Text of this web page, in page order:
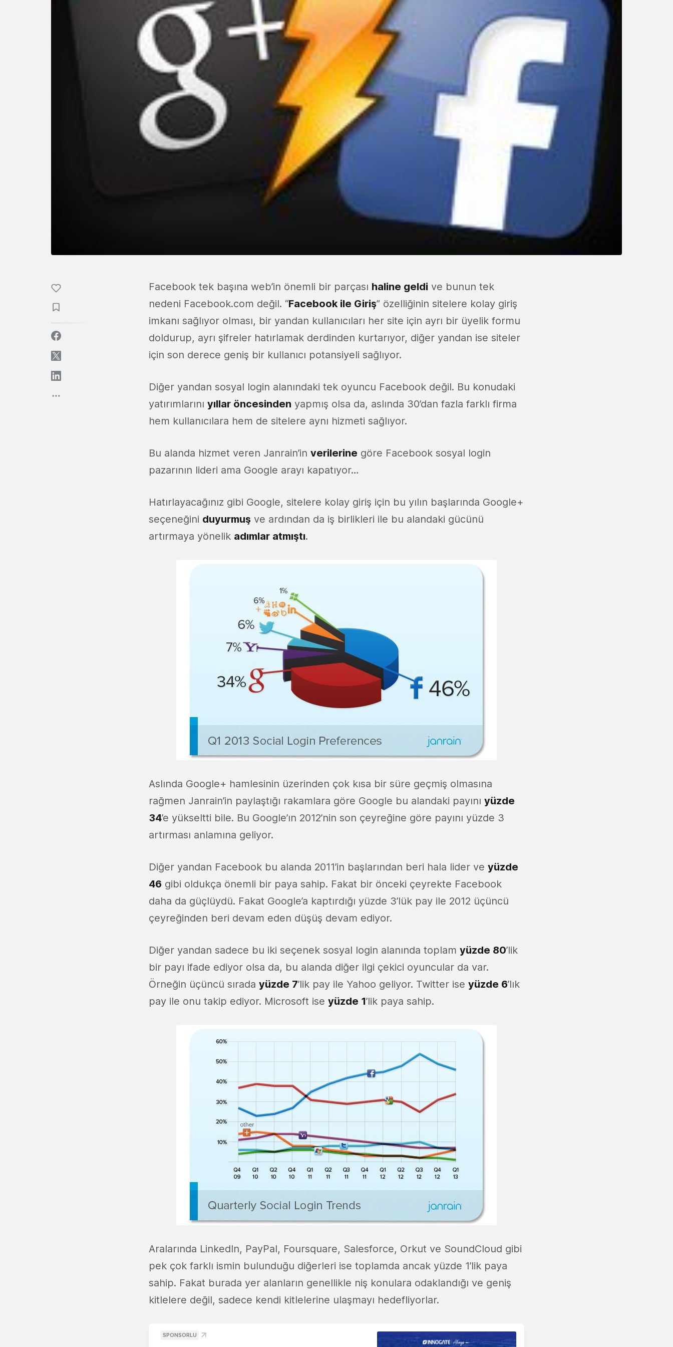
Facebook tek başına web’in önemli bir parçası haline geldi ve bunun tek
nedeni Facebook.com değil. “Facebook ile Giriş” özelliğinin sitelere kolay giriş
imkanı sağlıyor olması, bir yandan kullanıcıları her site için ayrı bir üyelik formu
doldurup, ayrı şifreler hatırlamak derdinden kurtarıyor, diğer yandan ise siteler
için son derece geniş bir kullanıcı potansiyeli sağlıyor.
Diğer yandan sosyal login alanındaki tek oyuncu Facebook değil. Bu konudaki
yatırımlarını yıllar öncesinden yapmış olsa da, aslında 30’dan fazla farklı firma
hem kullanıcılara hem de sitelere aynı hizmeti sağlıyor.
Bu alanda hizmet veren Janrain’in verilerine göre Facebook sosyal login
pazarının lideri ama Google arayı kapatıyor…
Hatırlayacağınız gibi Google, sitelere kolay giriş için bu yılın başlarında Google+
seçeneğini duyurmuş ve ardından da iş birlikleri ile bu alandaki gücünü
artırmaya yönelik adımlar atmıştı.
Aslında Google+ hamlesinin üzerinden çok kısa bir süre geçmiş olmasına
rağmen Janrain’in paylaştığı rakamlara göre Google bu alandaki payını yüzde
34’e yükseltti bile. Bu Google’ın 2012’nin son çeyreğine göre payını yüzde 3
artırması anlamına geliyor.
Diğer yandan Facebook bu alanda 2011’in başlarından beri hala lider ve yüzde
46 gibi oldukça önemli bir paya sahip. Fakat bir önceki çeyrekte Facebook
daha da güçlüydü. Fakat Google’a kaptırdığı yüzde 3’lük pay ile 2012 üçüncü
çeyreğinden beri devam eden düşüş devam ediyor.
Diğer yandan sadece bu iki seçenek sosyal login alanında toplam yüzde 80’lik
bir payı ifade ediyor olsa da, bu alanda diğer ilgi çekici oyuncular da var.
Örneğin üçüncü sırada yüzde 7’lik pay ile Yahoo geliyor. Twitter ise yüzde 6’lık
pay ile onu takip ediyor. Microsoft ise yüzde 1’lik paya sahip.
Aralarında LinkedIn, PayPal, Foursquare, Salesforce, Orkut ve SoundCloud gibi
pek çok farklı ismin bulunduğu diğerleri ise toplamda ancak yüzde 1’lik paya
sahip. Fakat burada yer alanların genellikle niş konulara odaklandığı ve geniş
kitlelere değil, sadece kendi kitlelerine ulaşmayı hedefliyorlar.
SPONSORLU